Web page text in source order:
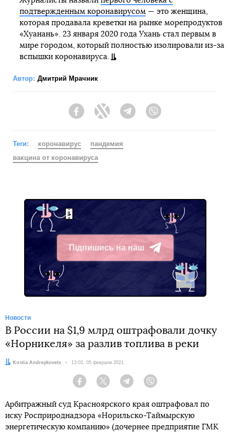
подтвержденным коронавирусом— это женщина,
которая продавала креветки на рынке морепродуктов
«Хуанань». 23 января 2020 года Ухань стал первым в
мире городом, который полностью изолировали из-за
вспышки коронавируса.
Автор: Дмитрий Мрачник
FacebookTwitter Telegram
Теги: коронавирус
пандемия
вакцина от коронавируса
Підпишись на наш
Telegram
Новости
В России на $1,9 млрд оштрафовали дочку
«Норникеля» за разлив топлива в реки
Автор:Kostia Andreykovets Дата:
13:02, 05 февраля 2021
Facebook Twitter Telegram
Арбитражный суд Красноярского края оштрафовал по
иску Росприроднадзора «Норильско-Таймырскую
энергетическую компанию» (дочернее предприятие ГМК